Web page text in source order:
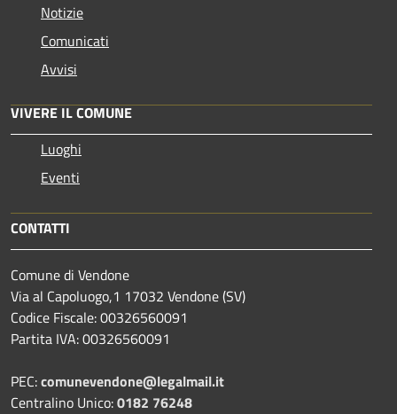
Notizie
Comunicati
Avvisi
VIVERE IL COMUNE
Luoghi
Eventi
CONTATTI
Comune di Vendone
Via al Capoluogo,1 17032 Vendone (SV)
Codice Fiscale: 00326560091
Partita IVA: 00326560091
PEC:comunevendone@legalmail.it
Centralino Unico:0182 76248